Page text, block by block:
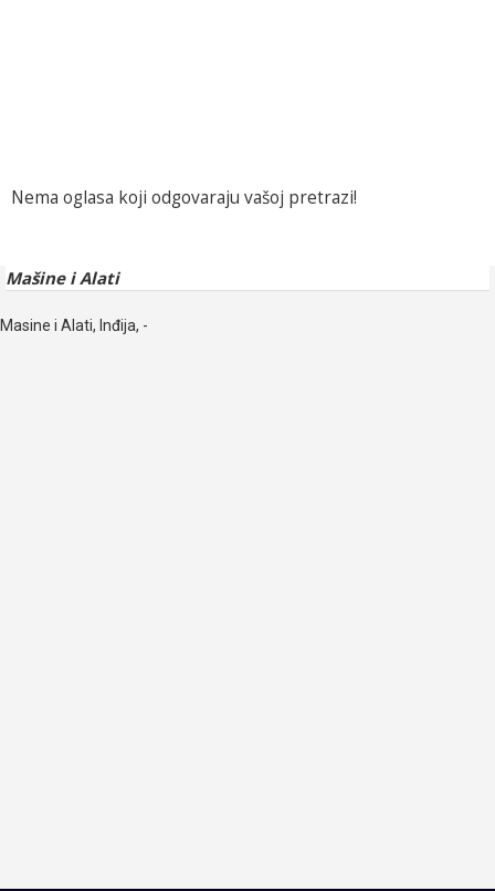
Nema oglasa koji odgovaraju vašoj pretrazi!
Mašine i Alati
Masine i Alati, Inđija, -